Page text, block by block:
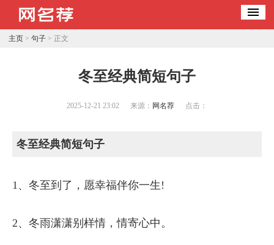
主页> 句子> 正文
冬至经典简短句子
2025-12-21 23:02 来源： 网名荐 点击：
冬至经典简短句子
1、冬至到了，愿幸福伴你一生!
2、冬雨潇潇别样情，情寄心中。